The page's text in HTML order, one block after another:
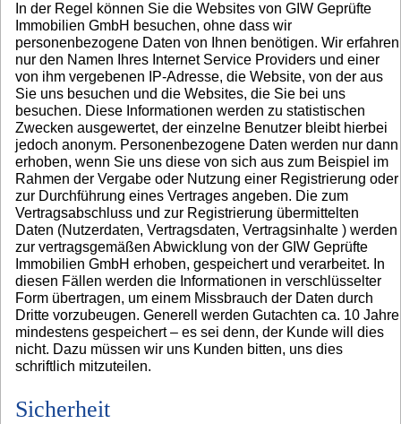
In der Regel können Sie die Websites von GIW Geprüfte
Immobilien GmbH besuchen, ohne dass wir
personenbezogene Daten von Ihnen benötigen. Wir erfahren
nur den Namen Ihres Internet Service Providers und einer
von ihm vergebenen IP-Adresse, die Website, von der aus
Sie uns besuchen und die Websites, die Sie bei uns
besuchen. Diese Informationen werden zu statistischen
Zwecken ausgewertet, der einzelne Benutzer bleibt hierbei
jedoch anonym. Personenbezogene Daten werden nur dann
erhoben, wenn Sie uns diese von sich aus zum Beispiel im
Rahmen der Vergabe oder Nutzung einer Registrierung oder
zur Durchführung eines Vertrages angeben. Die zum
Vertragsabschluss und zur Registrierung übermittelten
Daten (Nutzerdaten, Vertragsdaten, Vertragsinhalte ) werden
zur vertragsgemäßen Abwicklung von der GIW Geprüfte
Immobilien GmbH erhoben, gespeichert und verarbeitet. In
diesen Fällen werden die Informationen in verschlüsselter
Form übertragen, um einem Missbrauch der Daten durch
Dritte vorzubeugen. Generell werden Gutachten ca. 10 Jahre
mindestens gespeichert – es sei denn, der Kunde will dies
nicht. Dazu müssen wir uns Kunden bitten, uns dies
schriftlich mitzuteilen.
Sicherheit